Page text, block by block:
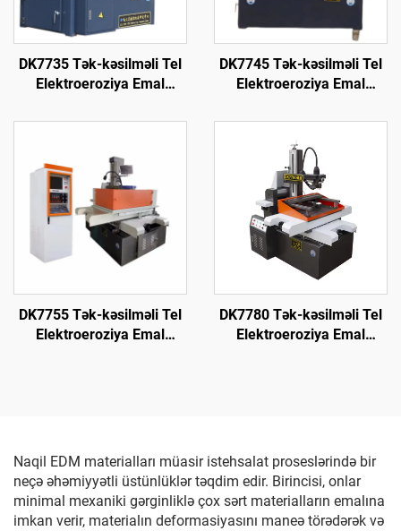
DK7735 Tək-kəsilməli Tel
Elektroeroziya Emal
DK7745 Tək-kəsilməli Tel
Elektroeroziya Emal
DK7755 Tək-kəsilməli Tel
Elektroeroziya Emal
DK7780 Tək-kəsilməli Tel
Elektroeroziya Emal
Naqil EDM materialları müasir istehsalat proseslərində bir
neçə əhəmiyyətli üstünlüklər təqdim edir. Birincisi, onlar
minimal mexaniki gərginliklə çox sərt materialların emalına
imkan verir, materialın deformasiyasını maneə törədərək və